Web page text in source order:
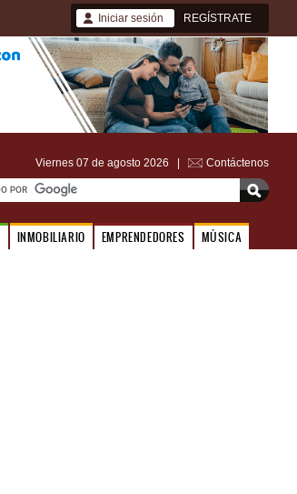
Iniciar sesión REGÍSTRATE
Viernes 07 de agosto 2026 | Contáctenos
INMOBILIARIO EMPRENDEDORES MÚSICA